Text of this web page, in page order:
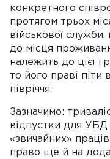
конкретного
протягом трьох
військової
до місця
належить до цієї
то його праві піти
півріччя.
Зазначимо:
відпустки для УБД
«звичайних»
право ще й на